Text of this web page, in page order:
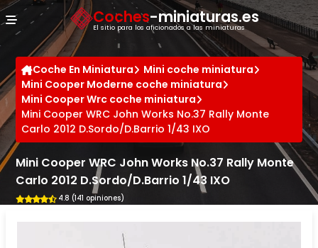
Coches-miniaturas.es
El sitio para los aficionados a las miniaturas
Coche En Miniatura
Mini coche miniatura
Mini Cooper Moderne coche miniatura
Mini Cooper Wrc coche miniatura
Mini Cooper WRC John Works No.37 Rally Monte
Carlo 2012 D.Sordo/D.Barrio 1/43 IXO
Mini Cooper WRC John Works No.37 Rally Monte
Carlo 2012 D.Sordo/D.Barrio 1/43 IXO
4.8 (141 opiniones)
Panel de gestión de cookies